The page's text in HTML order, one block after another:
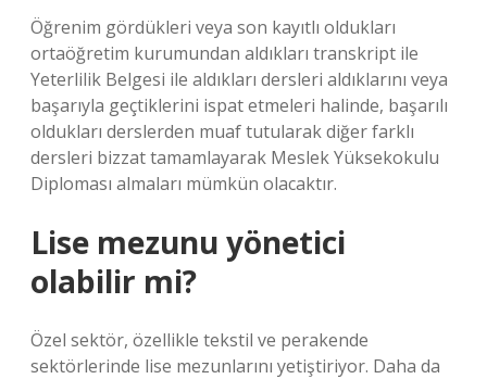
Öğrenim gördükleri veya son kayıtlı oldukları
ortaöğretim kurumundan aldıkları transkript ile
Yeterlilik Belgesi ile aldıkları dersleri aldıklarını veya
başarıyla geçtiklerini ispat etmeleri halinde, başarılı
oldukları derslerden muaf tutularak diğer farklı
dersleri bizzat tamamlayarak Meslek Yüksekokulu
Diploması almaları mümkün olacaktır.
Lise mezunu yönetici
olabilir mi?
Özel sektör, özellikle tekstil ve perakende
sektörlerinde lise mezunlarını yetiştiriyor. Daha da